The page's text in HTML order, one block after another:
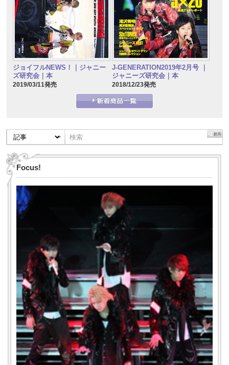
ジョイフルNEWS！｜ジャニー
ズ研究会｜本
2019/03/11発売
J-GENERATION2019年2月号 ｜
ジャニーズ研究会｜本
2018/12/23発売
Focus!